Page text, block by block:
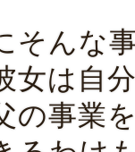
そんな
女は自
の事業